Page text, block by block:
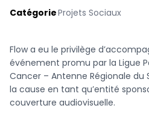
CatégorieProjets Sociaux
Flow a eu le privilège
événement promu par la Ligue
Cancer – Antenne Régionale du
la cause en tant qu’entité
couverture audiovisuelle.